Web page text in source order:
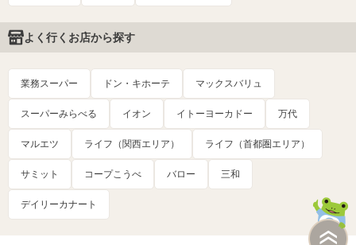
よく行くお店から探す
業務スーパー ドン・キホーテ マックスバリュ
スーパーみらべる イオン イトーヨーカドー 万代
マルエツ ライフ（関西エリア） ライフ（首都圏エリア）
サミット コープこうべ バロー 三和
デイリーカナート